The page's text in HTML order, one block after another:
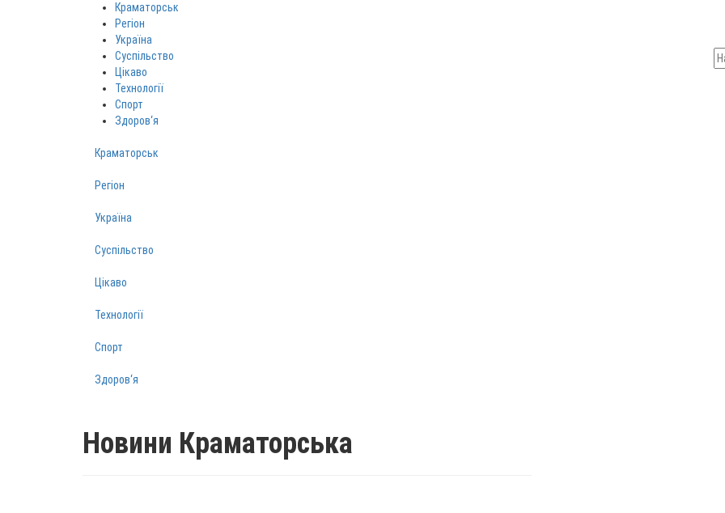
Краматорськ
Регіон
Україна
Суспільство
Цікаво
Технології
Спорт
Здоров‘я
Краматорськ
Регіон
Україна
Суспільство
Цікаво
Технології
Спорт
Здоров‘я
Новини Краматорська